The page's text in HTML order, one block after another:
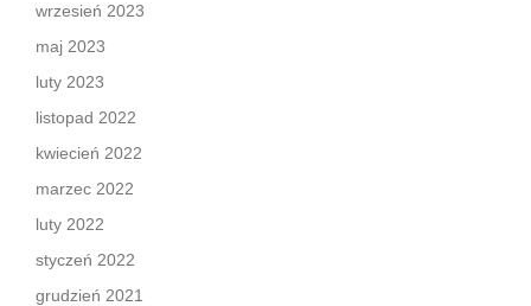
wrzesień 2023
maj 2023
luty 2023
listopad 2022
kwiecień 2022
marzec 2022
luty 2022
styczeń 2022
grudzień 2021